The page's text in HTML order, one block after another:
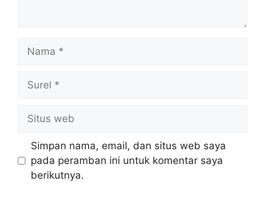
web
Simpan nama, email, dan situs web saya
pada peramban ini untuk komentar saya
berikutnya.